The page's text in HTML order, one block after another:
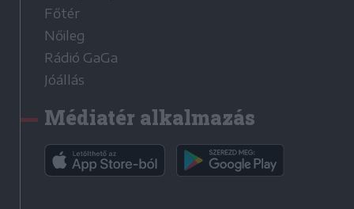
Főtér
Nőileg
Rádió GaGa
Jóállás
Médiatér alkalmazás